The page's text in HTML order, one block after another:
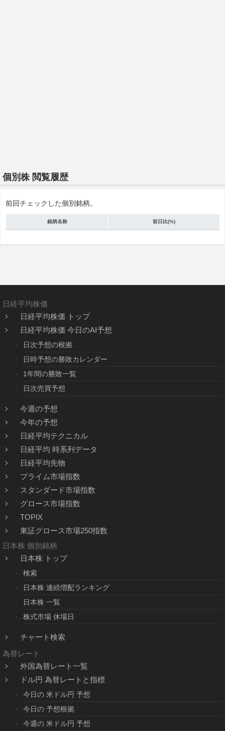
個別株 閲覧履歴
前回チェックした個別銘柄。
銘柄名称 前日比(%)
日経平均株価
日経平均株価 トップ
日経平均株価 今日のAI予想
日次予想の根拠
日時予想の勝敗カレンダー
1年間の勝敗一覧
日次売買予想
今週の予想
今年の予想
日経平均テクニカル
日経平均 時系列データ
日経平均先物
プライム市場指数
スタンダード市場指数
グロース市場指数
TOPIX
東証グロース市場250指数
日本株 個別銘柄
日本株 トップ
検索
日本株 連続増配ランキング
日本株 一覧
株式市場 休場日
チャート検索
為替レート
外国為替レート一覧
ドル円 為替レートと指標
今日の 米ドル円 予想
今日の 予想根拠
今週の 米ドル円 予想